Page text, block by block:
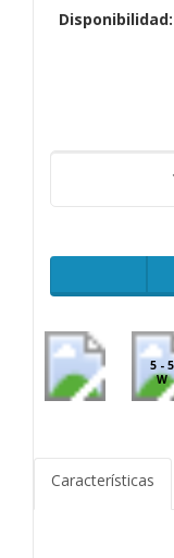
Disponibilidad:
5 - 5
W
Características